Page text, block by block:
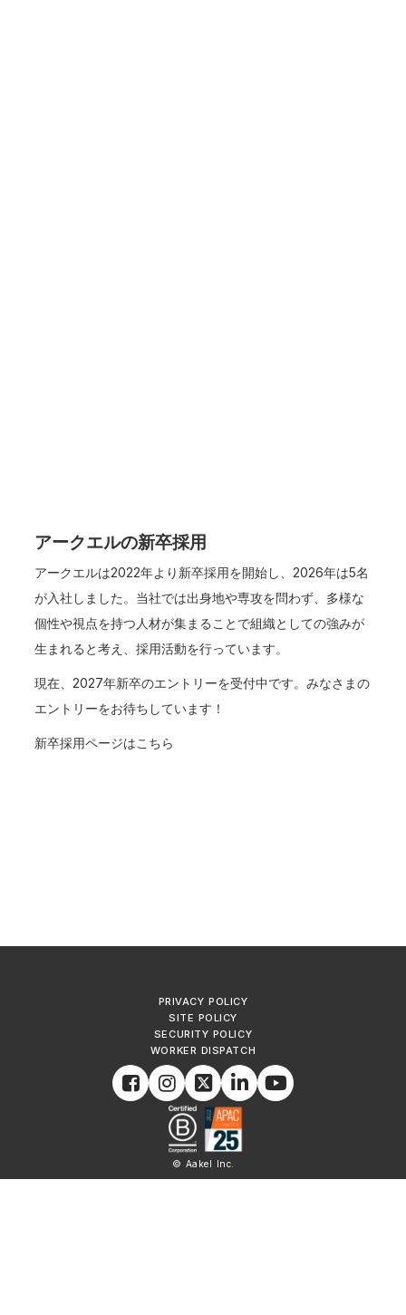
アークエルの新卒採用
アークエルは2022年より新卒採用を開始し、2026年は5名
が入社しました。当社では出身地や専攻を問わず、多様な
個性や視点を持つ人材が集まることで組織としての強みが
生まれると考え、採用活動を行っています。
現在、2027年新卒のエントリーを受付中です。みなさまの
エントリーをお待ちしています！
新卒採用ページはこちら
PRIVACY POLICY
SITE POLICY
SECURITY POLICY
WORKER DISPATCH
© Aakel Inc.